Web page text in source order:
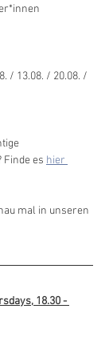
/ 13.08. / 20.08. /
Finde es hier
mal in unseren
18.30 -